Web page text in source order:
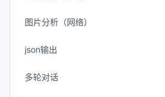
图片分析（网络）
json输出
多轮对话